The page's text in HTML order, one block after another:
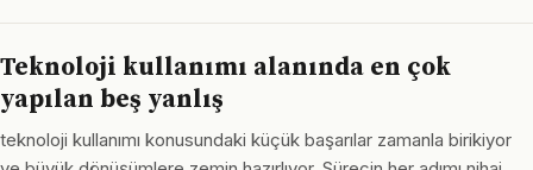
Teknoloji kullanımı alanında en çok
yapılan beş yanlış
teknoloji kullanımı konusundaki küçük başarılar zamanla birikiyor